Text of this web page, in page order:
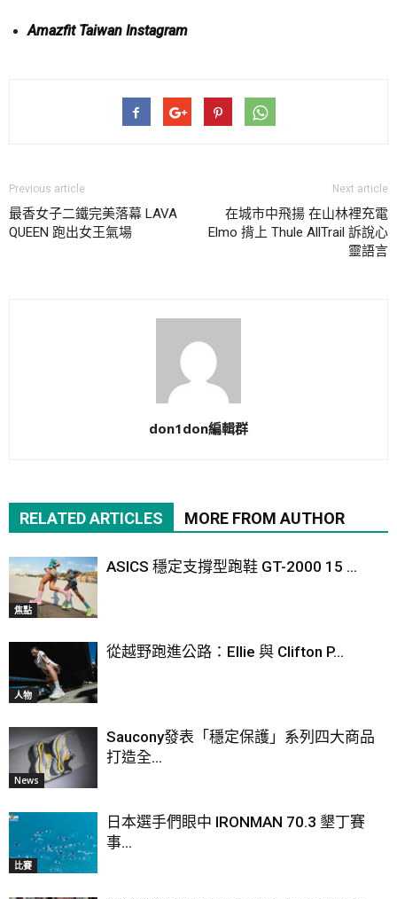
Amazfit Taiwan Instagram
Previous article
最香女子二鐵完美落幕 LAVA
QUEEN 跑出女王氣場
Next article
在城市中飛揚 在山林裡充電
Elmo 揹上 Thule AllTrail 訴說心
靈語言
don1don編輯群
RELATED ARTICLES MORE FROM AUTHOR
焦點
ASICS 穩定支撐型跑鞋 GT-2000 15 ...
人物
從越野跑進公路：Ellie 與 Clifton P...
News
Saucony發表「穩定保護」系列四大商品
打造全...
比賽
日本選手們眼中 IRONMAN 70.3 墾丁賽
事...